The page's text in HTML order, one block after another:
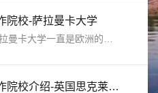
院校-萨拉曼卡大学
英语国家合作院校介绍-英国思克莱德大学